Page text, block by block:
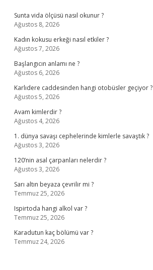
Sunta vida ölçüsü nasıl okunur ?
Ağustos 8, 2026
Kadın kokusu erkeği nasıl etkiler ?
Ağustos 7, 2026
Başlangıcın anlamı ne ?
Ağustos 6, 2026
Karlıdere caddesinden hangi otobüsler geçiyor ?
Ağustos 5, 2026
Avam kimlerdir ?
Ağustos 4, 2026
1. dünya savaşı cephelerinde kimlerle savaştık ?
Ağustos 3, 2026
120’nin asal çarpanları nelerdir ?
Ağustos 3, 2026
Sarı altın beyaza çevrilir mi ?
Temmuz 25, 2026
Ispirtoda hangi alkol var ?
Temmuz 25, 2026
Karadutun kaç bölümü var ?
Temmuz 24, 2026